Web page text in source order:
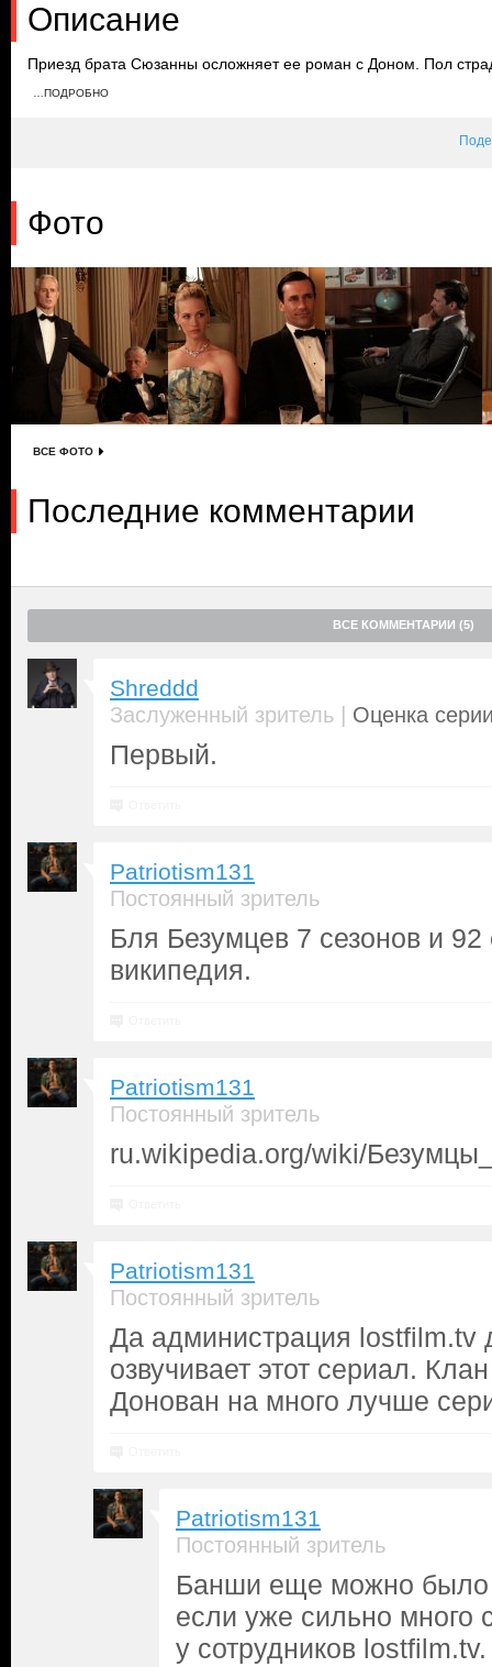
Описание
Приезд брата Сюзанны осложняет ее роман с Доном. Пол
Пегги работает сверхурочно, чтобы придумать презентацию.
…ПОДРОБНО
Фото
ВСЕ ФОТО
Последние комментарии
ВСЕ КОММЕНТАРИИ (5)
Shreddd
Заслуженный зритель | Оценка
Первый.
Patriotism131
Постоянный зритель
Бля Безумцев 7 сезонов и 92
википедия.
Patriotism131
Постоянный зритель
ru.wikipedia.org/wiki/
Patriotism131
Постоянный зритель
Да администрация lostfilm.tv
озвучивает этот сериал.
Донован на много лучше
Patriotism131
Постоянный зритель
Банши еще можно было
если уже сильно много
у сотрудников lostfilm.tv.